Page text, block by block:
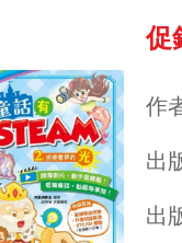
促
作
出
出